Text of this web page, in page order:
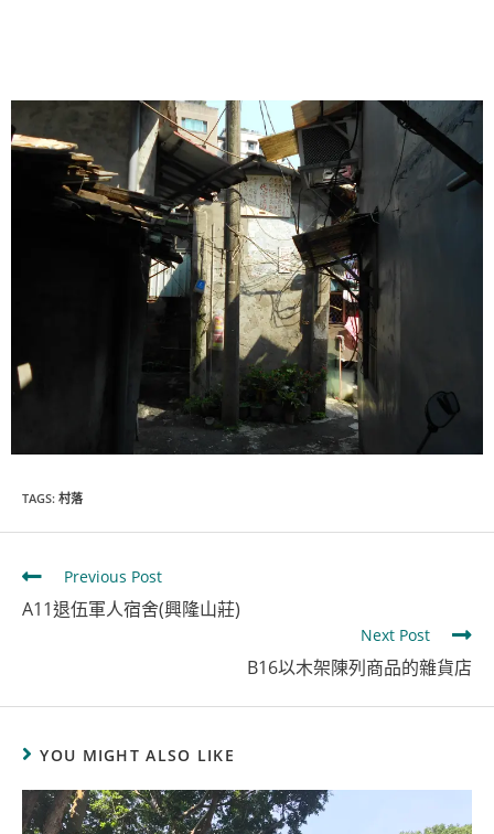
TAGS: 村落
Previous Post
A11退伍軍人宿舍(興隆山莊)
Next Post
B16以木架陳列商品的雜貨店
YOU MIGHT ALSO LIKE